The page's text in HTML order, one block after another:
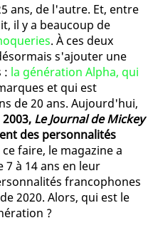
ans, de l'autre. Et, entre
il y a beaucoup de
. À ces deux
s'ajouter une
: la génération Alpha, qui
et qui est
de 20 ans. Aujourd'hui,
Le Journal de Mickey
des personnalités
faire, le magazine a
à 14 ans en leur
francophones
2020. Alors, qui est le
?